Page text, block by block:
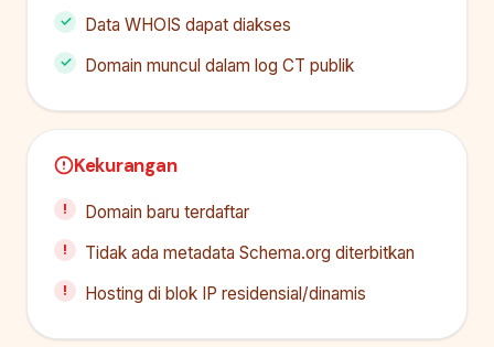
Data WHOIS dapat diakses
Domain muncul dalam log CT publik
Kekurangan
Domain baru terdaftar
Tidak ada metadata Schema.org diterbitkan
Hosting di blok IP residensial/dinamis